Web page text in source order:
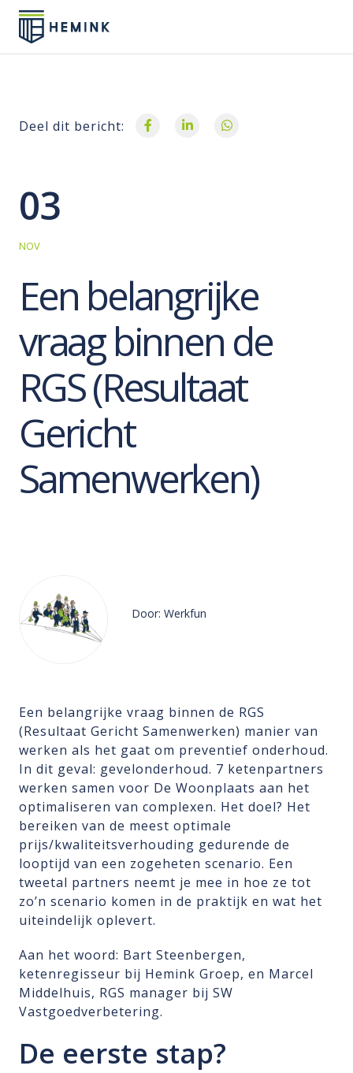
Deel dit bericht:
03
NOV
Een belangrijke
vraag binnen de
RGS (Resultaat
Gericht
Samenwerken)
Door: Werkfun
Een belangrijke vraag binnen de RGS
(Resultaat Gericht Samenwerken) manier van
werken als het gaat om preventief onderhoud.
In dit geval: gevelonderhoud. 7 ketenpartners
werken samen voor De Woonplaats aan het
optimaliseren van complexen. Het doel? Het
bereiken van de meest optimale
prijs/kwaliteitsverhouding gedurende de
looptijd van een zogeheten scenario. Een
tweetal partners neemt je mee in hoe ze tot
zo’n scenario komen in de praktijk en wat het
uiteindelijk oplevert.
Aan het woord: Bart Steenbergen,
ketenregisseur bij Hemink Groep, en Marcel
Middelhuis, RGS manager bij SW
Vastgoedverbetering.
De eerste stap?